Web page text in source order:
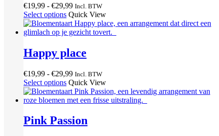
€19,99 - €29,99Prijsklasse:
€19,99
tot
€29,99
Incl. BTW
Select options Quick View
Happy place
€19,99 - €29,99Prijsklasse:
€19,99
tot
€29,99
Incl. BTW
Select options Quick View
Pink Passion